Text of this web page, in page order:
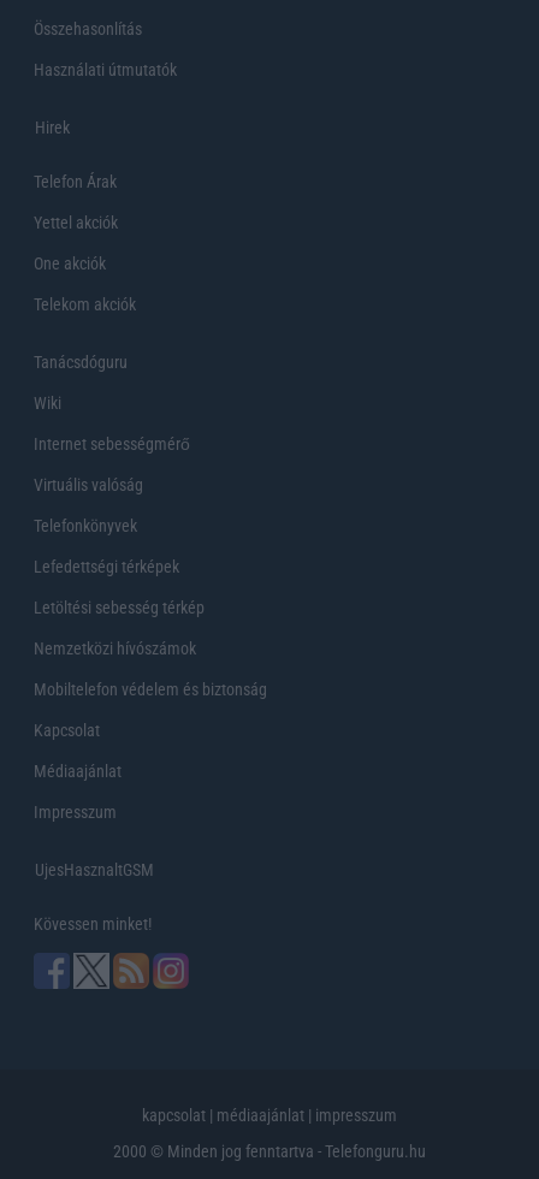
Összehasonlítás
Használati útmutatók
Hirek
Telefon Árak
Yettel akciók
One akciók
Telekom akciók
Tanácsdóguru
Wiki
Internet sebességmérő
Virtuális valóság
Telefonkönyvek
Lefedettségi térképek
Letöltési sebesség térkép
Nemzetközi hívószámok
Mobiltelefon védelem és biztonság
Kapcsolat
Médiaajánlat
Impresszum
UjesHasznaltGSM
Kövessen minket!
kapcsolat | médiaajánlat | impresszum
2000 © Minden jog fenntartva - Telefonguru.hu